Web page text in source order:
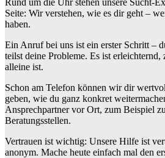
Seite: Wir verstehen, wie es dir geht –
haben.
Ein Anruf bei uns ist ein erster Schritt –
teilst deine Probleme. Es ist erleichternd,
alleine ist.
Schon am Telefon können wir dir
geben, wie du ganz konkret
Ansprechpartner vor Ort, zum Beispiel
Beratungsstellen.
Vertrauen ist wichtig: Unsere Hilfe ist
anonym. Mache heute einfach mal den